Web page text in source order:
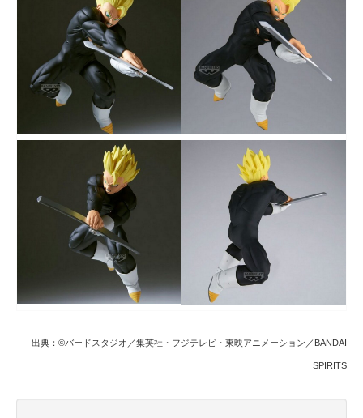
出典：©バードスタジオ／集英社・フジテレビ・東映アニメーション／BANDAI
SPIRITS